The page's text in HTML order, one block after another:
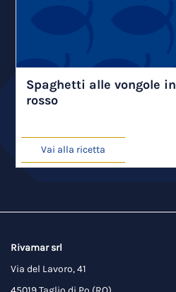
Spaghetti alle vongole in
rosso
Vai alla ricetta
Rivamar srl
Via del Lavoro, 41